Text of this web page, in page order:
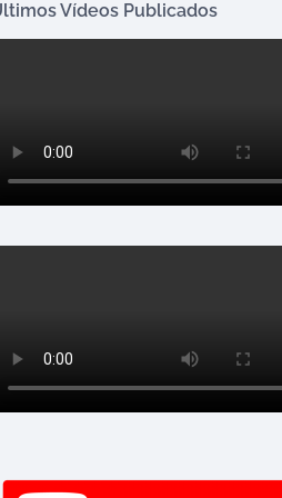
Vídeos Publicados